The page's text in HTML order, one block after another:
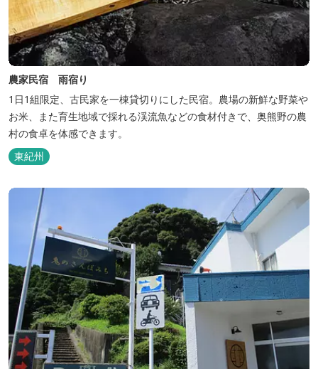
農家民宿 雨宿り
1日1組限定、古民家を一棟貸切りにした民宿。農場の新鮮な野菜や
お米、また育生地域で採れる渓流魚などの食材付きで、奥熊野の農
村の食卓を体感できます。
東紀州